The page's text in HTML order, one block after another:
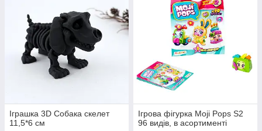
Іграшка 3D Собака скелет
11,5*6 см
Ігрова фігурка Moji Pops S2
96 видів, в асортименті